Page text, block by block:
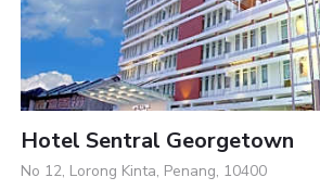
Hotel Sentral Georgetown
No 12, Lorong Kinta, Penang, 10400